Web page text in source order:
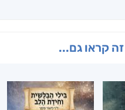
קראו גם...